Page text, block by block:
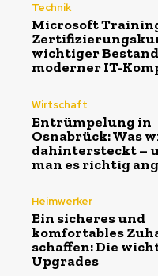
Technik
Microsoft
wichtiger
moderner IT-
Wirtschaft
Entrümpelung in
Osnabrück: Was
dahintersteckt –
man es richtig
Heimwerker
Ein sicheres und
komfortables
schaffen: Die
Upgrades